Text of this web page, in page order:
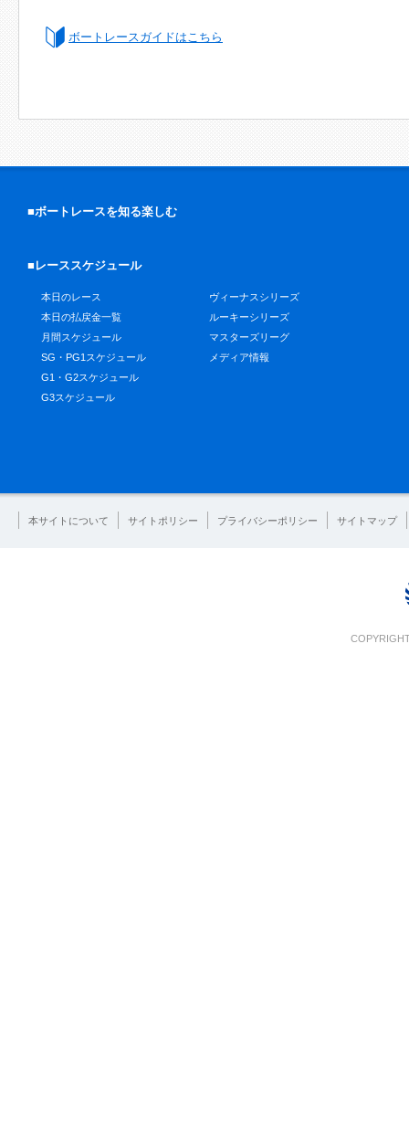
ボートレースガイドはこちら
■ボートレースを知る楽しむ
■レーススケジュール
本日のレース
本日の払戻金一覧
月間スケジュール
SG・PG1スケジュール
G1・G2スケジュール
G3スケジュール
ヴィーナスシリーズ
ルーキーシリーズ
マスターズリーグ
メディア情報
本サイトについて サイトポリシー プライバシーポリシー サイトマップ